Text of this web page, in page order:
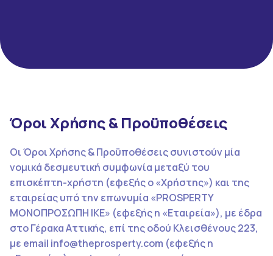
Όροι Χρήσης & Προϋποθέσεις
Οι Όροι Χρήσης & Προϋποθέσεις συνιστούν μία
νομικά δεσμευτική συμφωνία μεταξύ του
επισκέπτη-χρήστη (εφεξής ο «Χρήστης») και της
εταιρείας υπό την επωνυμία «PROSPERTY
ΜΟΝΟΠΡΟΣΩΠΗ ΙΚΕ» (εφεξής η «Εταιρεία»), με έδρα
στο Γέρακα Αττικής, επί της οδού Κλεισθένους 223,
με email info@theprosperty.com (εφεξής η